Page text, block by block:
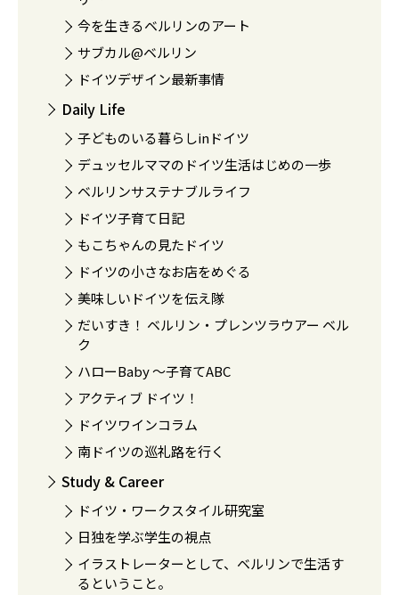
今を生きるベルリンのアート
サブカル@ベルリン
ドイツデザイン最新事情
Daily Life
子どものいる暮らしinドイツ
デュッセルママのドイツ生活はじめの一歩
ベルリンサステナブルライフ
ドイツ子育て日記
もこちゃんの見たドイツ
ドイツの小さなお店をめぐる
美味しいドイツを伝え隊
だいすき！ ベルリン・プレンツラウアー ベル
ク
ハローBaby 〜子育てABC
アクティブ ドイツ！
ドイツワインコラム
南ドイツの巡礼路を行く
Study & Career
ドイツ・ワークスタイル研究室
日独を学ぶ学生の視点
イラストレーターとして、ベルリンで生活す
るということ。